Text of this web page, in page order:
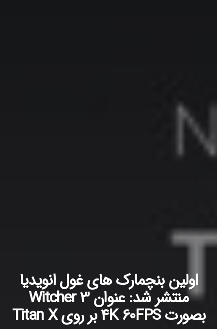
اولین بنچمارک های غول انویدیا
منتشر شد: عنوان Witcher 3
بصورت 4K 60FPS بر روی Titan X